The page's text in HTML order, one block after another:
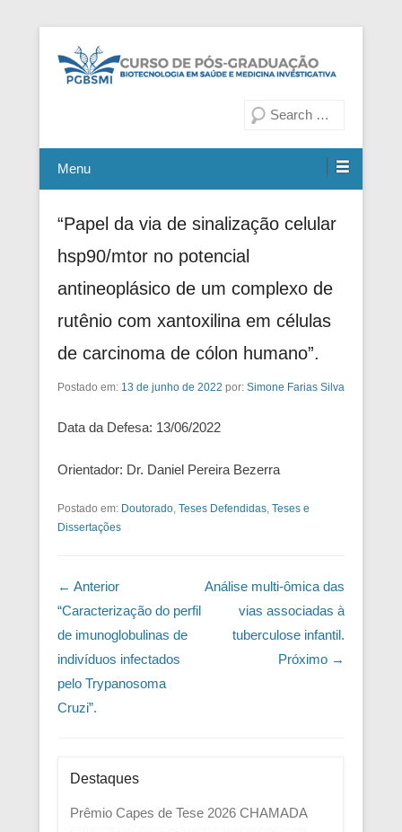
Curso de Pós-Graduação em
Medicina Investigativa
Menu
“Papel da via de sinalização celular
hsp90/mtor no potencial
antineoplásico de um complexo de
rutênio com xantoxilina em células
de carcinoma de cólon humano”.
Postado em: 13 de junho de 2022 por: Simone Farias Silva
Data da Defesa: 13/06/2022
Orientador: Dr. Daniel Pereira Bezerra
Postado em: Doutorado, Teses Defendidas, Teses e
Dissertações
Navegação das Postagens
← Anterior
“Caracterização do perfil
de imunoglobulinas de
indivíduos infectados
pelo Trypanosoma
Cruzi”.
Análise multi-ômica das
vias associadas à
tuberculose infantil.
Próximo →
Destaques
Prêmio Capes de Tese 2026 CHAMADA